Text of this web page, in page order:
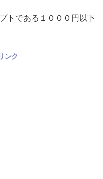
トである１０００円以下
ンク